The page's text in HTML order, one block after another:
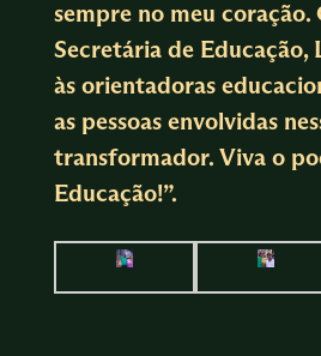
sempre no meu coração.
Secretária de Educação,
às orientadoras
as pessoas envolvidas
transformador. Viva o
Educação!”.